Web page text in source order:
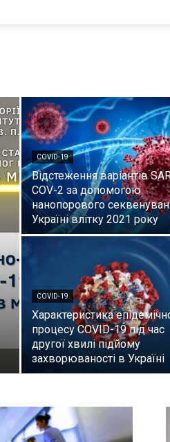
COVID-19
Відстеження варіантів
COV-2 за допомогою
нанопорового
Україні влітку 2021 року
COVID-19
Характеристика
процесу COVID-19 під час
другої хвилі підйому
захворюваності в Україні